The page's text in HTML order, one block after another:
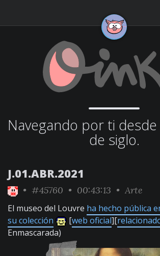
Navegando por ti
de siglo.
J.01.ABR.2021
• #45760 • 00:43:13 • Arte
El museo del Louvre ha hecho pública
su colección
[web oficial][
Enmascarada)